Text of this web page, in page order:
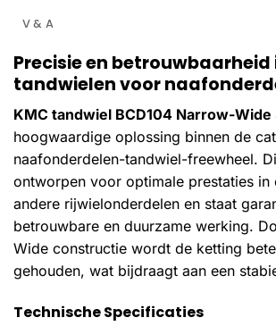
V & A
Precisie en betrouwbaarheid
tandwielen voor
KMC tandwiel BCD104 Narrow-Wide
hoogwaardige oplossing binnen de
naafonderdelen-tandwiel-freewheel.
ontworpen voor optimale prestaties in
andere rijwielonderdelen en staat
betrouwbare en duurzame werking.
Wide constructie wordt de ketting
gehouden, wat bijdraagt aan een
Technische Specificaties